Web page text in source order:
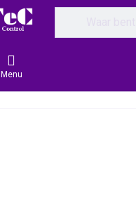
Menu